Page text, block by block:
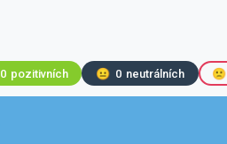
0 pozitivních 😐 0 neutrálních 🙁